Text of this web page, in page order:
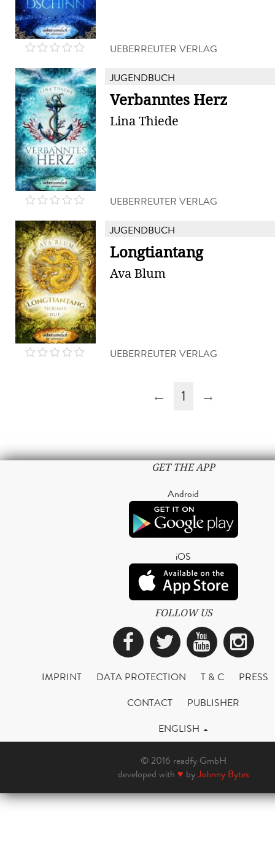
UEBERREUTER VERLAG
JUGENDBUCH
Verbanntes Herz
Lina Thiede
UEBERREUTER VERLAG
JUGENDBUCH
Longtiantang
Ava Blum
UEBERREUTER VERLAG
← 1 →
GET THE APP
Android
iOS
FOLLOW US
Facebook
Twitter
IMPRINT DATA PROTECTION T & C
PRESS
CONTACT
PUBLISHER
ENGLISH
© 2016 readfy GmbH
developed with ♥ byJohnny Bytes